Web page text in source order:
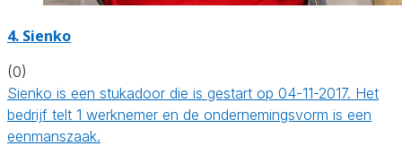
4. Sienko
(0)
Sienko is een stukadoor die is gestart op 04-11-2017. Het
bedrijf telt 1 werknemer en de ondernemingsvorm is een
eenmanszaak.